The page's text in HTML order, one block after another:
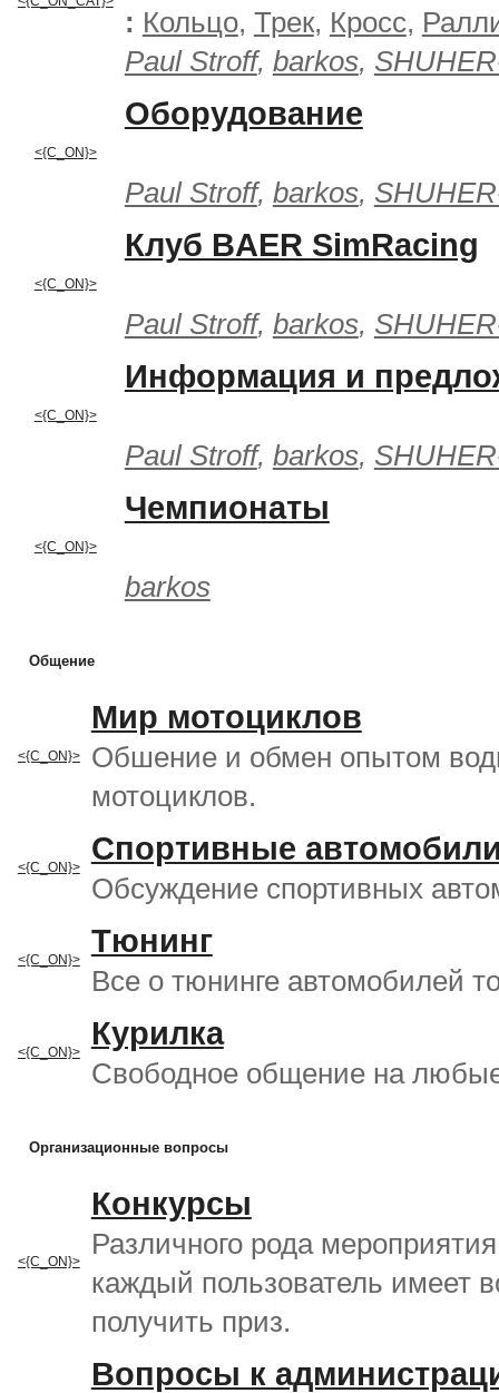
: Кольцо, Трек, Кросс,
Paul Stroff, barkos,
<{C_ON}>
Оборудование
Paul Stroff, barkos,
<{C_ON}>
Клуб BAER SimRacing
Paul Stroff, barkos,
<{C_ON}>
Информация и
Paul Stroff, barkos,
<{C_ON}>
Чемпионаты
barkos
Общение
<{C_ON}>
Мир мотоциклов
Обшение и обмен опытом
мотоциклов.
<{C_ON}>
Спортивные
Обсуждение спортивных
<{C_ON}>
Тюнинг
Все о тюнинге автомобилей
<{C_ON}>
Курилка
Свободное общение на
Организационные вопросы
<{C_ON}>
Конкурсы
Различного рода
каждый пользователь имеет
получить приз.
Вопросы к